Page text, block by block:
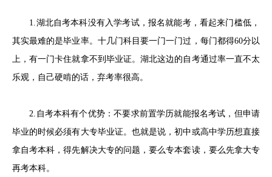
1.湖北自考本科没有入学考试，报名就能考，看起来门槛低，
其实最难的是毕业率。十几门科目要一门一门过，每门都得60分以
上，有一门卡住就拿不到毕业证。湖北这边的自考通过率一直不太
乐观，自己硬啃的话，弃考率很高。
2.自考本科有个优势：不要求前置学历就能报名考试，但申请
毕业的时候必须有大专毕业证。也就是说，初中或高中学历想直接
拿自考本科，得先解决大专的问题，要么专本套读，要么先拿大专
再考本科。